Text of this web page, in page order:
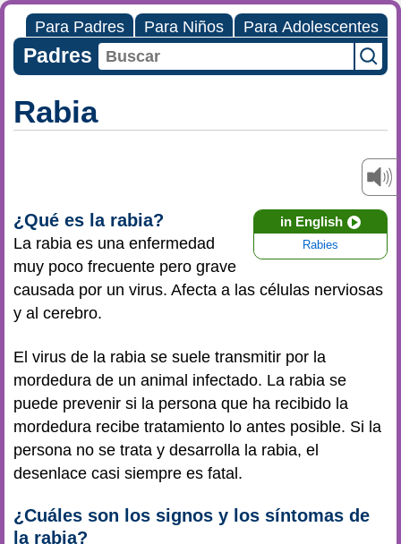
Para Padres Para Niños Para Adolescentes
Padres
Rabia
in English
Rabies
¿Qué es la rabia?
La rabia es una enfermedad
muy poco frecuente pero grave
causada por un virus. Afecta a las células nerviosas
y al cerebro.
El virus de la rabia se suele transmitir por la
mordedura de un animal infectado. La rabia se
puede prevenir si la persona que ha recibido la
mordedura recibe tratamiento lo antes posible. Si la
persona no se trata y desarrolla la rabia, el
desenlace casi siempre es fatal.
¿Cuáles son los signos y los síntomas de
la rabia?